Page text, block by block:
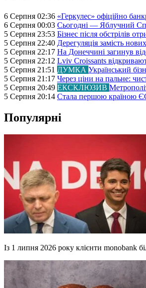
6 Серпня 02:36 «Геркулес» офіційно
6 Серпня 00:03 Сьогодні — Яблучний
5 Серпня 23:53 Бізнес після обстрілів
5 Серпня 22:40 Дерегуляція замість
5 Серпня 22:17 На Донеччині загинув
5 Серпня 22:12 Lviv Croissants
5 Серпня 21:51 ДУМКА Український
5 Серпня 21:17 Через ціни на пальне:
5 Серпня 20:49 ЕКСКЛЮЗИВ
5 Серпня 20:14 Стала першою країною
Популярні
Із 1 липня 2026 року клієнти monobank